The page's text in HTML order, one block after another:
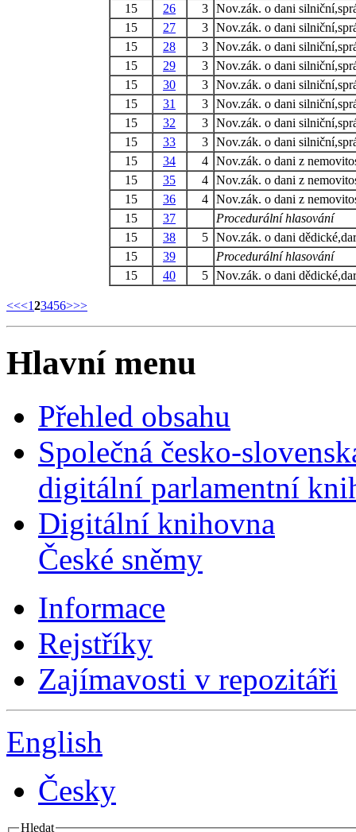
15
26 3 Nov.zák. o dani
15
27 3 Nov.zák. o dani
15
28 3 Nov.zák. o dani
15
29 3 Nov.zák. o dani
15
30 3 Nov.zák. o dani
15
31 3 Nov.zák. o dani
15
32 3 Nov.zák. o dani
15
33 3 Nov.zák. o dani
15
34 4 Nov.zák. o dani z
15
35 4 Nov.zák. o dani z
15
36 4 Nov.zák. o dani z
15
37
Procedurální hlasování
15
38 5 Nov.zák. o dani
15
39
Procedurální hlasování
15
40 5 Nov.zák. o dani
<<<123456>>>
Hlavní menu
Přehled obsahu
Společná česko-
digitální parlamentní
Digitální knihovna
České sněmy
Informace
Rejstříky
Zajímavosti v repozitáři
English
Česky
Hledat